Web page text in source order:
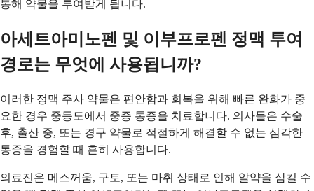
통해 약물을 투여받게 됩니다.
아세트아미노펜 및 이부프로펜 정맥 투여
경로는 무엇에 사용됩니까?
이러한 정맥 주사 약물은 편안함과 회복을 위해 빠른 완화가 중
요한 경우 중등도에서 중증 통증을 치료합니다. 의사들은 수술
후, 출산 중, 또는 경구 약물로 적절하게 해결할 수 없는 심각한
통증을 경험할 때 흔히 사용합니다.
의료진은 메스꺼움, 구토, 또는 마취 상태로 인해 알약을 삼킬 수